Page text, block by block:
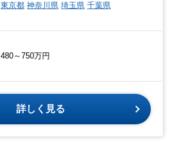
東京都 神奈川県 埼玉県 千葉県
480～750万円
詳しく見る